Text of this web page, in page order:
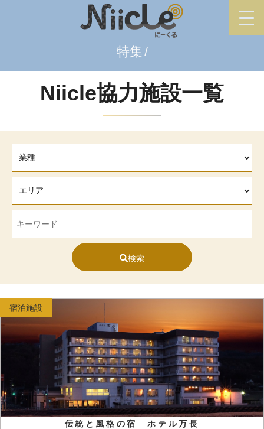
特集
Niicle協力施設一覧
検索
伝統と風格の宿 ホテル万長
宿泊施設